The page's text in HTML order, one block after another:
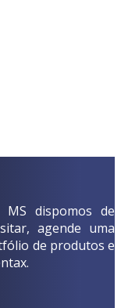
dispomos de
agende uma
de produtos e